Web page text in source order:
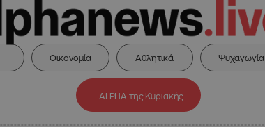
Οικονομία Αθλητικά Ψυχαγωγία
ALPHA της Κυριακής